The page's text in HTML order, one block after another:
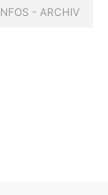
- ARCHIV